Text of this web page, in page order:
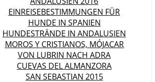
EINREISEBESTIMMUNGEN FÜR
HUNDE IN SPANIEN
HUNDESTRÄNDE IN ANDALUSIEN
MOROS Y CRISTIANOS, MÓJACAR
VON LUBRIN NACH ADRA
CUEVAS DEL ALMANZORA
SAN SEBASTIAN 2015